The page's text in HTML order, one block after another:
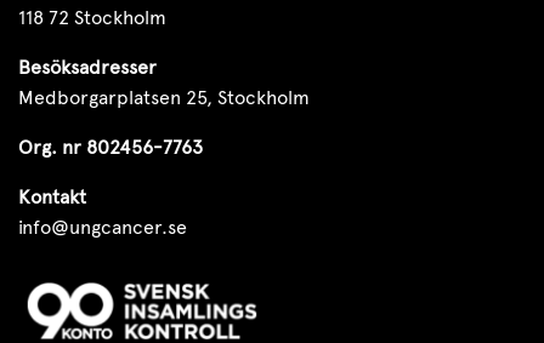
118 72 Stockholm
Besöksadresser
Medborgarplatsen 25, Stockholm
Org. nr 802456-7763
Kontakt
info@ungcancer.se